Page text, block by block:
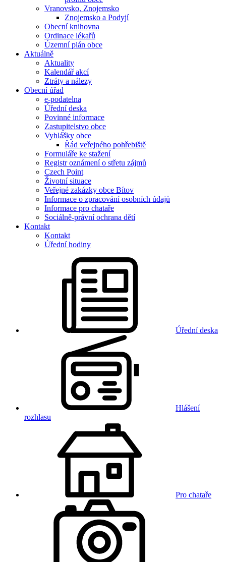
Vranovsko, Znojemsko
Znojemsko a Podyjí
Obecní knihovna
Ordinace lékařů
Územní plán obce
Aktuálně
Aktuality
Kalendář akcí
Ztráty a nálezy
Obecní úřad
e-podatelna
Úřední deska
Povinné informace
Zastupitelstvo obce
Vyhlášky obce
Řád veřejného pohřebiště
Formuláře ke stažení
Registr oznámení o střetu zájmů
Czech Point
Životní situace
Veřejné zakázky obce Bítov
Informace o zpracování osobních údajů
Informace pro chataře
Sociálně-právní ochrana dětí
Kontakt
Kontakt
Úřední hodiny
Úřední deska
Hlášení
rozhlasu
Pro chataře